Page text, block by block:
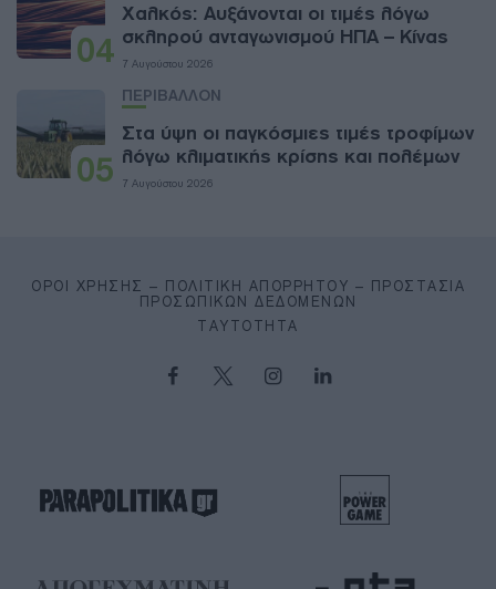
04
Χαλκός: Αυξάνονται οι τιμές λόγω
σκληρού ανταγωνισμού ΗΠΑ – Κίνας
7 Αυγούστου 2026
05
ΠΕΡΙΒΑΛΛΟΝ
Στα ύψη οι παγκόσμιες τιμές τροφίμων
λόγω κλιματικής κρίσης και πολέμων
7 Αυγούστου 2026
ΌΡΟΙ ΧΡΉΣΗΣ – ΠΟΛΙΤΙΚΉ ΑΠΟΡΡΉΤΟΥ – ΠΡΟΣΤΑΣΊΑ
ΠΡΟΣΩΠΙΚΏΝ ΔΕΔΟΜΈΝΩΝ
ΤΑΥΤΌΤΗΤΑ